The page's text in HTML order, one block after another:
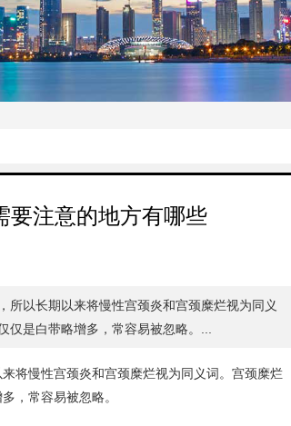
要注意的地方有哪些
所以长期以来将慢性宫颈炎和宫颈糜烂视为同义
仅是白带略增多，常容易被忽略。...
将慢性宫颈炎和宫颈糜烂视为同义词。宫颈糜烂
，常容易被忽略。